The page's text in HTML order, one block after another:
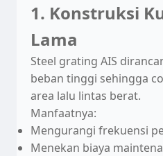
1. Konstruksi
Lama
Steel grating AIS
beban tinggi sehingga
area lalu lintas berat.
Manfaatnya:
Mengurangi frekuensi
Menekan biaya